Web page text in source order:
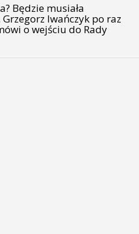
Będzie musiała
Grzegorz Iwańczyk po raz
o wejściu do Rady